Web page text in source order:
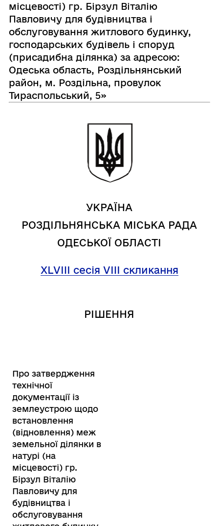
місцевості) гр. Бірзул Віталію
Павловичу для будівництва і
обслуговування житлового будинку,
господарських будівель і споруд
(присадибна ділянка) за адресою:
Одеська область, Роздільнянський
район, м. Роздільна, провулок
Тираспольський, 5»
УКРАЇНА
РОЗДІЛЬНЯНСЬКА МІСЬКА РАДА
ОДЕСЬКОЇ ОБЛАСТІ
XLVIII сесія VIII скликання
РІШЕННЯ
Про затвердження
технічної
документації із
землеустрою щодо
встановлення
(відновлення) меж
земельної ділянки в
натурі (на
місцевості) гр.
Бірзул Віталію
Павловичу для
будівництва і
обслуговування